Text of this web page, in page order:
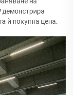
демонстрира
й покупна цена.